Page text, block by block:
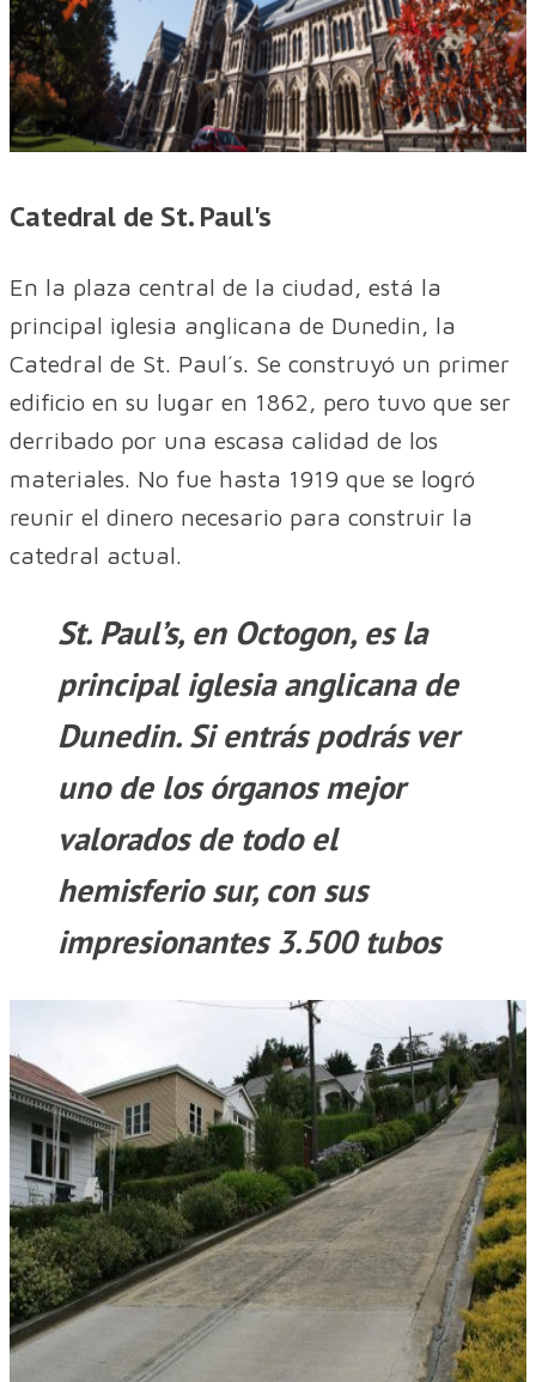
Catedral de St. Paul's
En la plaza central de la ciudad, está la
principal iglesia anglicana de Dunedin, la
Catedral de St. Paul´s. Se construyó un primer
edificio en su lugar en 1862, pero tuvo que ser
derribado por una escasa calidad de los
materiales. No fue hasta 1919 que se logró
reunir el dinero necesario para construir la
catedral actual.
St. Paul’s, en Octogon, es la
principal iglesia anglicana de
Dunedin. Si entrás podrás ver
uno de los órganos mejor
valorados de todo el
hemisferio sur, con sus
impresionantes 3.500 tubos